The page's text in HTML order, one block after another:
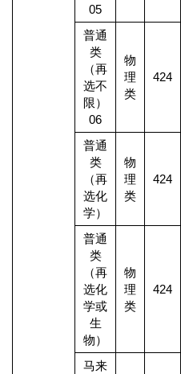
05
普通
类
（再
选不
限）
06
物
理
类
424
普通
类
（再
选化
学）
物
理
类
424
普通
类
（再
选化
学或
生
物）
物
理
类
424
马来